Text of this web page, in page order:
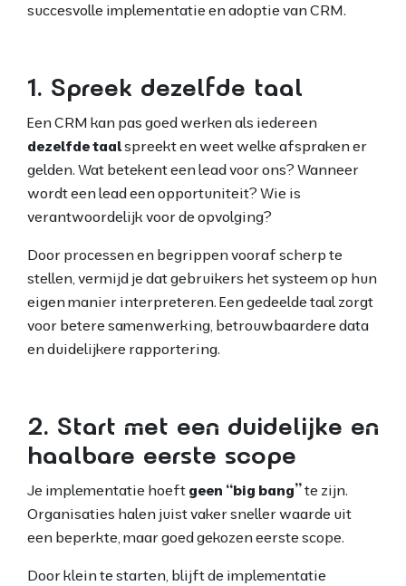
succesvolle implementatie en adoptie van CRM.
1. Spreek dezelfde taal
Een CRM kan pas goed werken als iedereen
dezelfde taalspreekt en weet welke afspraken er
gelden. Wat betekent een lead voor ons? Wanneer
wordt een lead een opportuniteit? Wie is
verantwoordelijk voor de opvolging?
Door processen en begrippen vooraf scherp te
stellen, vermijd je dat gebruikers het systeem op hun
eigen manier interpreteren. Een gedeelde taal zorgt
voor betere samenwerking, betrouwbaardere data
en duidelijkere rapportering.
2. Start met een duidelijke en
haalbare eerste scope
Je implementatie hoeft geen “big bang”te zijn.
Organisaties halen juist vaker sneller waarde uit
een beperkte, maar goed gekozen eerste scope.
Door klein te starten, blijft de implementatie